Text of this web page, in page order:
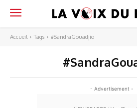
Accueil Tags #SandraGouadjio
- Advertisement -